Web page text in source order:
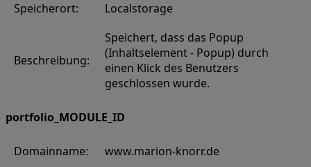
Speicherort:
Localstorage
Beschreibung:
Speichert, dass das Popup
(Inhaltselement - Popup) durch
einen Klick des Benutzers
geschlossen wurde.
portfolio_MODULE_ID
Domainname:
www.marion-knorr.de